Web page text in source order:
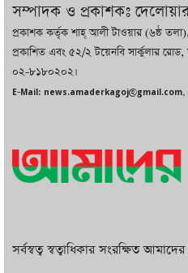
বাজারে কাঁচা
আগে দেখিনি’
সম্পাদক ও প্রকাশকঃ
প্রকাশক কর্তৃক শাহ্ আলী টাওয়ার (৬ষ্ঠ
প্রকাশিত এবং ৫২/২ টয়েনবি সার্কুলার রোড,
০২-৮১৮০২০২।
E-Mail:
সর্বস্বত্ব স্বত্বাধিকার সংরক্ষিত